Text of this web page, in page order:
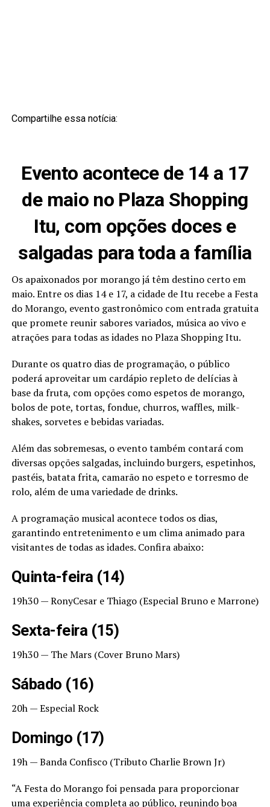
Compartilhe essa notícia:
Evento acontece de 14 a 17
de maio no Plaza Shopping
Itu, com opções doces e
salgadas para toda a família
Os apaixonados por morango já têm destino certo em
maio. Entre os dias 14 e 17, a cidade de Itu recebe a Festa
do Morango, evento gastronômico com entrada gratuita
que promete reunir sabores variados, música ao vivo e
atrações para todas as idades no Plaza Shopping Itu.
Durante os quatro dias de programação, o público
poderá aproveitar um cardápio repleto de delícias à
base da fruta, com opções como espetos de morango,
bolos de pote, tortas, fondue, churros, waffles, milk-
shakes, sorvetes e bebidas variadas.
Além das sobremesas, o evento também contará com
diversas opções salgadas, incluindo burgers, espetinhos,
pastéis, batata frita, camarão no espeto e torresmo de
rolo, além de uma variedade de drinks.
A programação musical acontece todos os dias,
garantindo entretenimento e um clima animado para
visitantes de todas as idades. Confira abaixo:
Quinta-feira (14)
19h30 — RonyCesar e Thiago (Especial Bruno e Marrone)
Sexta-feira (15)
19h30 — The Mars (Cover Bruno Mars)
Sábado (16)
20h — Especial Rock
Domingo (17)
19h — Banda Confisco (Tributo Charlie Brown Jr)
“A Festa do Morango foi pensada para proporcionar
uma experiência completa ao público, reunindo boa